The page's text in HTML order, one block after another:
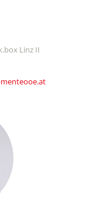
Linz II